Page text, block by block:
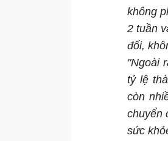
không
2 tuần
đối,
"Ngoài
tỷ lệ
còn
chuyển
sức